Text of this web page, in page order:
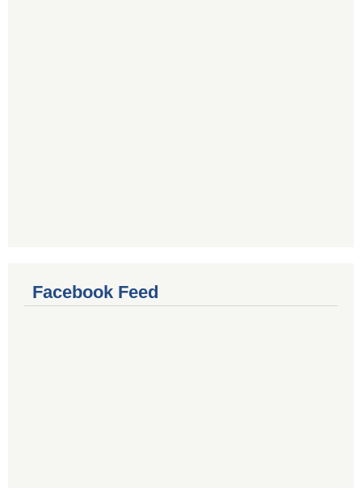
Facebook Feed